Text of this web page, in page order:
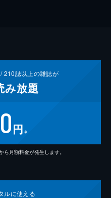
210誌以上の雑誌が
み放題
0円 ※
月額料金が発生します。
ルに使える